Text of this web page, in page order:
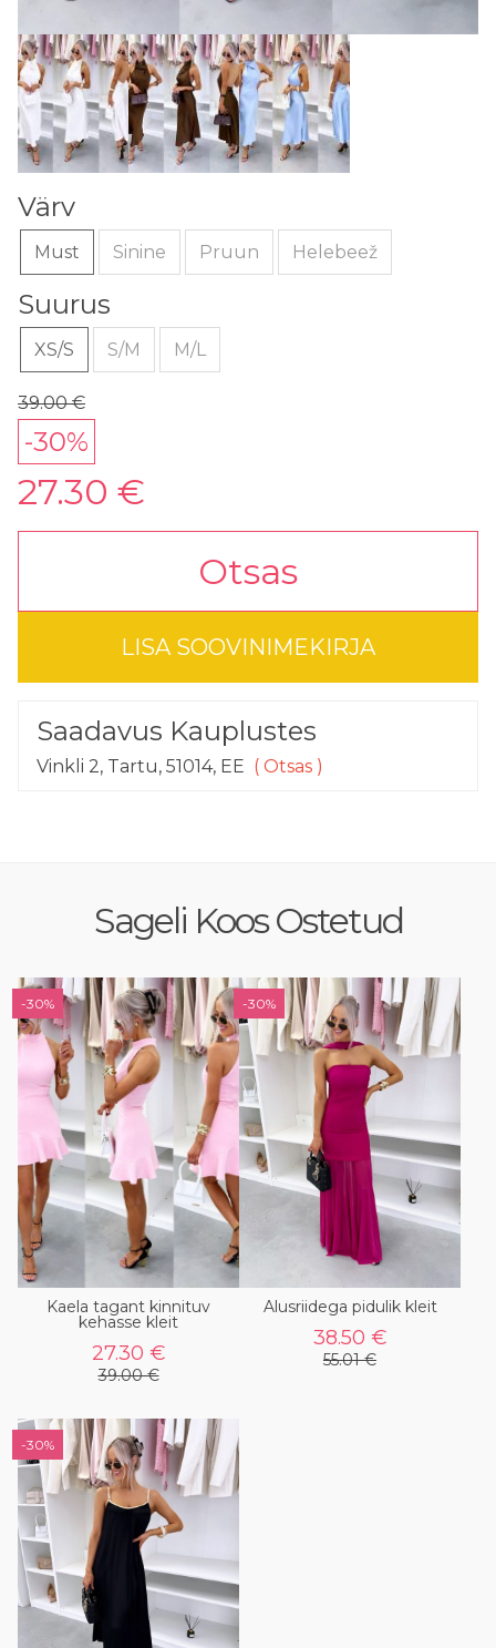
39.00 €
-30%
27.30 €
Värv
Must Sinine Pruun Helebeež
Suurus
XS/S S/M M/L
Saadavus Kauplustes
Vinkli 2, Tartu, 51014, EE ( Otsas )
Otsas
LISA SOOVINIMEKIRJA
Sageli Koos Ostetud
-30%
Kaela tagant kinnituv
kehasse kleit
27.30 €
39.00 €
-30%
Alusriidega pidulik kleit
38.50 €
55.01 €
-30%